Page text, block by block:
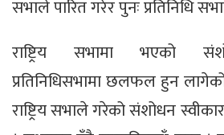
सभाले पारित गरेर पुनः प्रतिनिधि
राष्ट्रिय सभामा भएको
प्रतिनिधिसभामा छलफल हुन लागेको
राष्ट्रिय सभाले गरेको संशोधन